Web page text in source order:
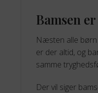
Bamsen
Næsten alle børn
er der altid, og
samme
Der vil siger